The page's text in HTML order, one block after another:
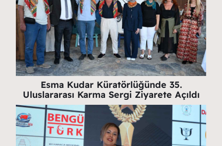
Esma Kudar Küratörlüğünde 35.
Uluslararası Karma Sergi Ziyarete Açıldı